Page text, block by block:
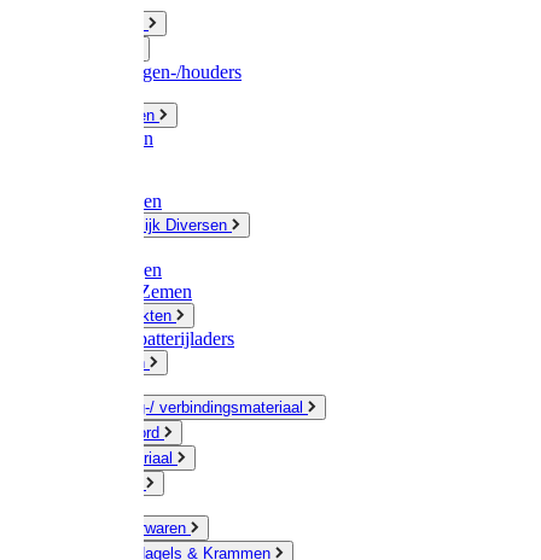
Slangenwagen-/houders
Olie / Vetten
Chemicalien
Plasticzakken
Huishoudelijk Diversen
Zaksluitingen
Sponzen / Zemen
Zeepprodukten
Batterij & batterijladers
Zaklampen
Verpakking-/ verbindingsmateriaal
Touw / Koord
Afdekmateriaal
Kleine ijzerwaren
Spijkers, Nagels & Krammen